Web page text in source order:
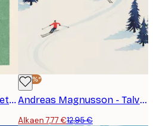
Daniel Coulmann - Geometrinen Tennispallo Juliste
-40%*
Andreas Magnusson - Talvinen Vuorihiihto Juliste
Alkaen 7,77 €12,95 €